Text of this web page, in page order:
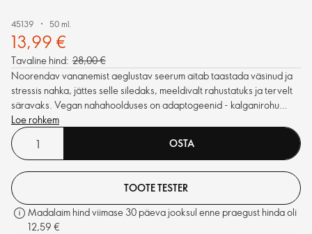
45139 50 ml.
13,99 €
Tavaline hind: 28,00 €
Noorendav vananemist aeglustav seerum aitab taastada väsinud ja
stressis nahka, jättes selle siledaks, meeldivalt rahustatuks ja tervelt
säravaks. Vegan nahahoolduses on adaptogeenid - kalganirohu
ekstrakt ja sidrunväändiku marjaekstrakt, ning lisatud on niatsiinamiid.
Loe rohkem
OSTA
TOOTE TESTER
Madalaim hind viimase 30 päeva jooksul enne praegust hinda oli
12,59 €